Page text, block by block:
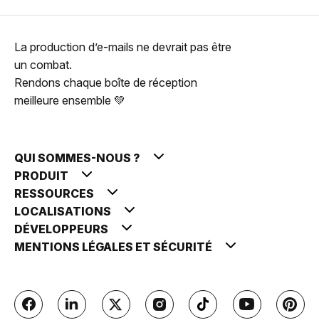
La production d’e-mails ne devrait pas être
un combat.
Rendons chaque boîte de réception
meilleure ensemble 💚
QUI SOMMES-NOUS ?
PRODUIT
RESSOURCES
LOCALISATIONS
DÉVELOPPEURS
MENTIONS LÉGALES ET SÉCURITÉ